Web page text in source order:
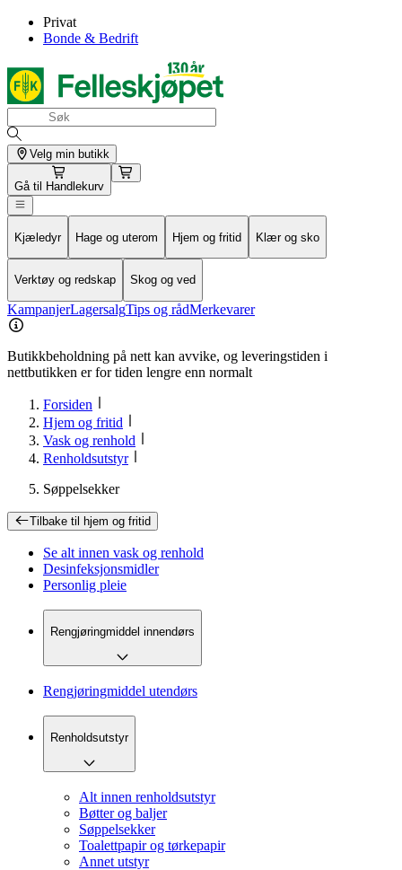
Privat
Bonde & Bedrift
Velg min butikk
Gå til Handlekurv
Kjæledyr Hage og uterom Hjem og fritid Klær og sko
Verktøy og redskap Skog og ved
KampanjerLagersalgTips og rådMerkevarer
Butikkbeholdning på nett kan avvike, og leveringstiden i
nettbutikken er for tiden lengre enn normalt
Forsiden
Hjem og fritid
Vask og renhold
Renholdsutstyr
Søppelsekker
Tilbake til hjem og fritid
Se alt innen vask og renhold
Desinfeksjonsmidler
Personlig pleie
Rengjøringmiddel innendørs
Rengjøringmiddel utendørs
Renholdsutstyr
Alt innen renholdsutstyr
Bøtter og baljer
Søppelsekker
Toalettpapir og tørkepapir
Annet utstyr